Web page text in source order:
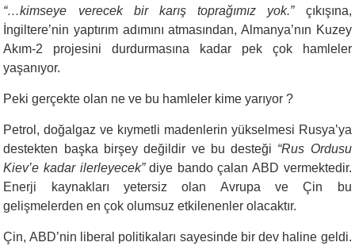
“…kimseye verecek bir karış toprağımız yok.” çıkışına,
İngiltere’nin yaptırım adımını atmasından, Almanya’nın Kuzey
Akım-2 projesini durdurmasına kadar pek çok hamleler
yaşanıyor.
Peki gerçekte olan ne ve bu hamleler kime yarıyor ?
Petrol, doğalgaz ve kıymetli madenlerin yükselmesi Rusya’ya
destekten başka birşey değildir ve bu desteği “Rus Ordusu
Kiev’e kadar ilerleyecek”diye bando çalan ABD vermektedir.
Enerji kaynakları yetersiz olan Avrupa ve Çin bu
gelişmelerden en çok olumsuz etkilenenler olacaktır.
Çin, ABD’nin liberal politikaları sayesinde bir dev haline geldi.